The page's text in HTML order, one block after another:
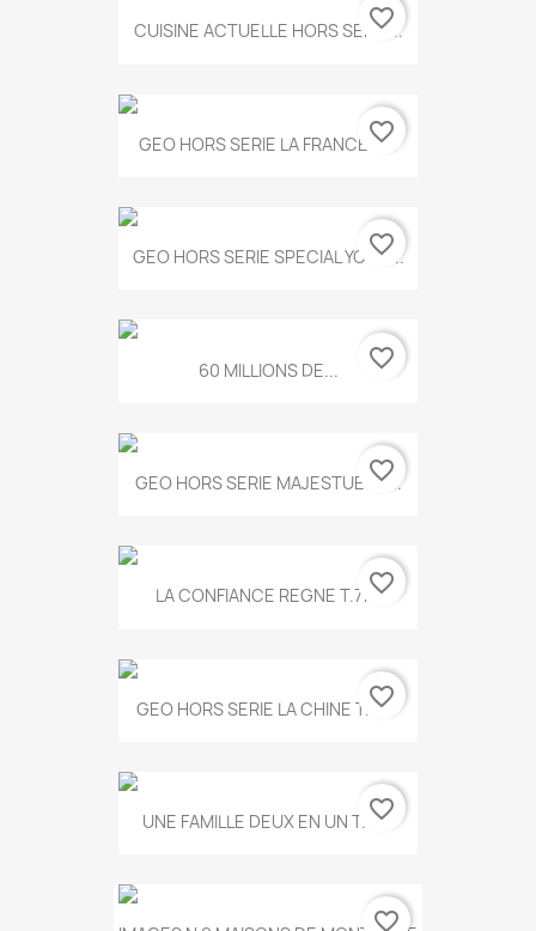
CUISINE ACTUELLE HORS SERIE...
favorite_border
GEO HORS SERIE LA FRANCE A...
favorite_border
GEO HORS SERIE SPECIAL YOGA...
favorite_border
60 MILLIONS DE... favorite_border
GEO HORS SERIE MAJESTUEUX...
favorite_border
LA CONFIANCE REGNE T.778favorite_border
GEO HORS SERIE LA CHINE T.497
favorite_border
UNE FAMILLE DEUX EN UN T.675
favorite_border
favorite_border